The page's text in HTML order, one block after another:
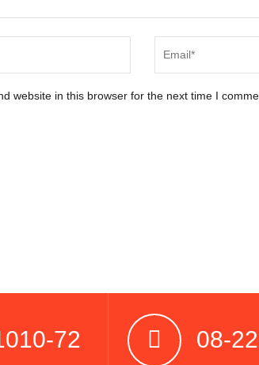
website in this browser for the next time I
72 08-